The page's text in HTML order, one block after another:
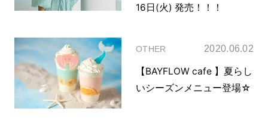
16日(火) 発売！！！
OTHER 2020.06.02
【BAYFLOW cafe 】夏らし
いシーズンメニュー登場☆